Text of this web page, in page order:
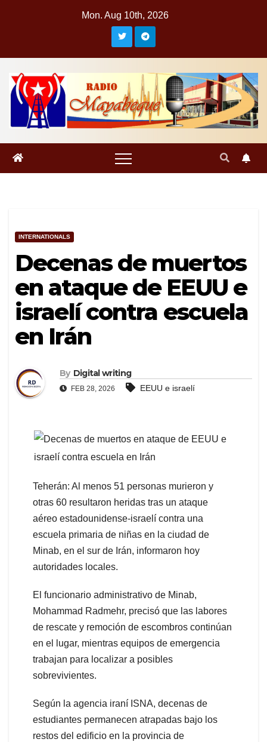
Mon. Aug 10th, 2026
INTERNATIONALS
Decenas de muertos
en ataque de EEUU e
israelí contra escuela
en Irán
By Digital writing
FEB 28, 2026 EEUU e israelí
Teherán: Al menos 51 personas murieron y
otras 60 resultaron heridas tras un ataque
aéreo estadounidense-israelí contra una
escuela primaria de niñas en la ciudad de
Minab, en el sur de Irán, informaron hoy
autoridades locales.
El funcionario administrativo de Minab,
Mohammad Radmehr, precisó que las labores
de rescate y remoción de escombros continúan
en el lugar, mientras equipos de emergencia
trabajan para localizar a posibles
sobrevivientes.
Según la agencia iraní ISNA, decenas de
estudiantes permanecen atrapadas bajo los
restos del edificio en la provincia de